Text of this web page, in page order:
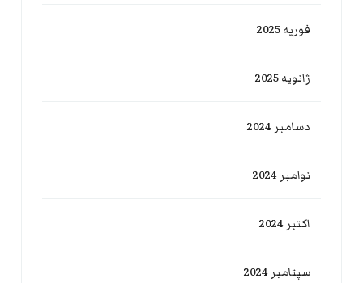
فوریه 2025
ژانویه 2025
دسامبر 2024
نوامبر 2024
اکتبر 2024
سپتامبر 2024